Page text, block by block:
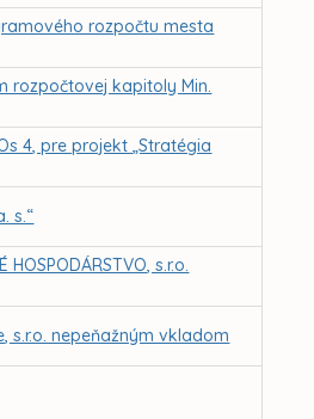
rozpočtu mesta
rozpočtovej kapitoly Min.
4, pre projekt „Stratégia
s.“
s.r.o.
s.r.o. nepeňažným vkladom